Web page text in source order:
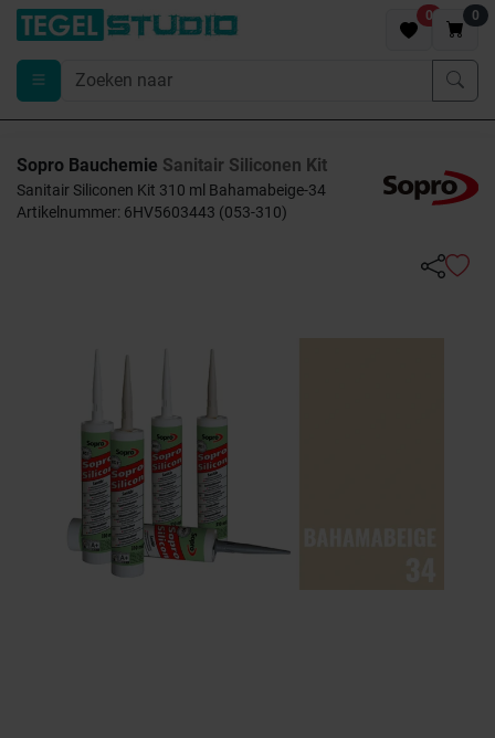
0 0
Sopro Bauchemie Sanitair Siliconen Kit
Sanitair Siliconen Kit 310 ml Bahamabeige-34
Artikelnummer: 6HV5603443 (053-310)